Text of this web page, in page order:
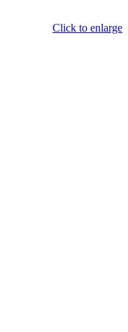
Click to enlarge